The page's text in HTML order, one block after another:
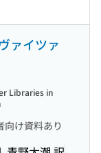
ァイツァ
向け資料あり
Libraries in